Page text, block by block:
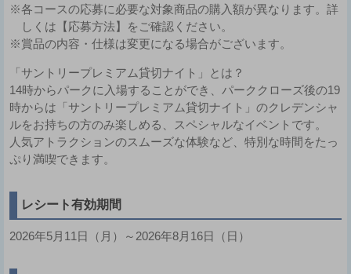
※各コースの応募に必要な対象商品の購入額が異なります。詳
しくは【応募方法】をご確認ください。
※賞品の内容・仕様は変更になる場合がございます。
「サントリープレミアム貸切ナイト」とは？
14時からパークに入場することができ、パーククローズ後の19
時からは「サントリープレミアム貸切ナイト」のクレデンシャ
ルをお持ちの方のみ楽しめる、スペシャルなイベントです。
人気アトラクションのスムーズな体験など、特別な時間をたっ
ぷり満喫できます。
レシート有効期間
2026年5月11日（月）～2026年8月16日（日）